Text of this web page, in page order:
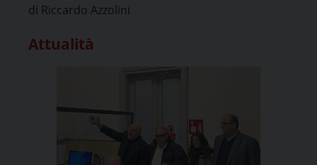
di Riccardo Azzolini
Attualità